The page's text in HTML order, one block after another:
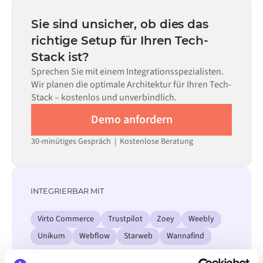
allein nicht ausreicht.
statt Monaten einsatzbereit, abhängig von der
Komplexität des Data Mappings, der Anzahl der
erforderlichen Datenflüsse und Ihrem internen
Prüfprozess. Vorgefertigte Konnektoren für viele
Systeme sind im Alumio Marketplace verfügbar, was die
Einrichtungszeit erheblich verkürzt.
Sie sind unsicher, ob dies das
richtige Setup für Ihren Tech-
Stack ist?
Sprechen Sie mit einem Integrationsspezialisten.
Wir planen die optimale Architektur für Ihren Tech-
Stack – kostenlos und unverbindlich.
Demo anfordern
30-minütiges Gespräch | Kostenlose Beratung
INTEGRIERBAR MIT
Virto Commerce Trustpilot Zoey
Weebly
Unikum
Webflow Starweb Wannafind